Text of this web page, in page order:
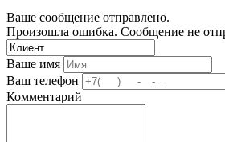
Ваше сообщение отправлено.
Произошла ошибка. Сообщение не
Ваше имя
Ваш телефон
Комментарий